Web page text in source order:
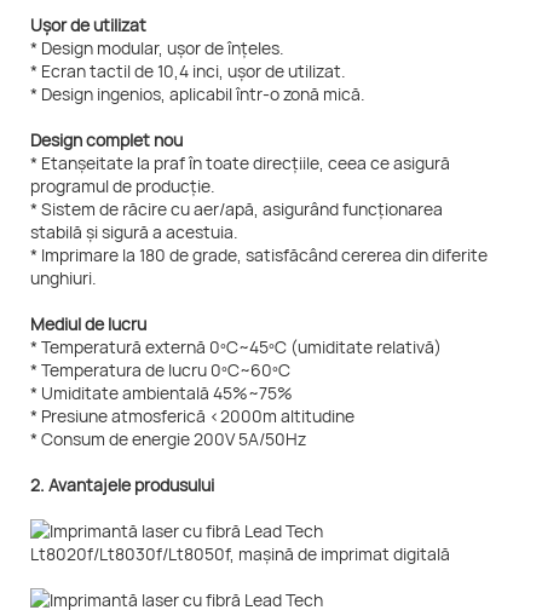
Ușor de utilizat
* Design modular, ușor de înțeles.
* Ecran tactil de 10,4 inci, ușor de utilizat.
* Design ingenios, aplicabil într-o zonă mică.
Design complet nou
* Etanșeitate la praf în toate direcțiile, ceea ce asigură
programul de producție.
* Sistem de răcire cu aer/apă, asigurând funcționarea
stabilă și sigură a acestuia.
* Imprimare la 180 de grade, satisfăcând cererea din diferite
unghiuri.
Mediul de lucru
* Temperatură externă 0ºC~45ºC (umiditate relativă)
* Temperatura de lucru 0ºC~60ºC
* Umiditate ambientală 45%~75%
* Presiune atmosferică <2000m altitudine
* Consum de energie 200V 5A/50Hz
2. Avantajele produsului